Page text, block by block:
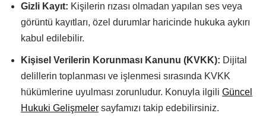
Gizli Kayıt: Kişilerin rızası olmadan yapılan ses veya
görüntü kayıtları, özel durumlar haricinde hukuka aykırı
kabul edilebilir.
Kişisel Verilerin Korunması Kanunu (KVKK): Dijital
delillerin toplanması ve işlenmesi sırasında KVKK
hükümlerine uyulması zorunludur. Konuyla ilgili Güncel
Hukuki Gelişmeler sayfamızı takip edebilirsiniz.